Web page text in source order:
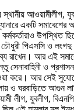
স্থানীয় আওয়ামীলীগ,
একটি
কর্মকর্তারাও
পিএসসি ও লংগদু
রাখেন। আর এই
সেনাবাহিনী ও প্রশাসন
করে। আর সেই
ও ঘরবাড়িতে আগুন
লীগ, যুবলীগ,